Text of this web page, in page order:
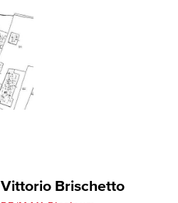
Vittorio Brischetto